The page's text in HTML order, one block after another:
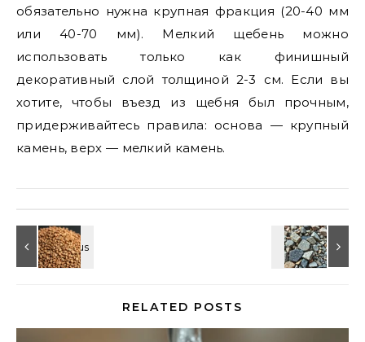
обязательно нужна крупная фракция (20-40 мм
или 40-70 мм). Мелкий щебень можно
использовать только как финишный
декоративный слой толщиной 2-3 см. Если вы
хотите, чтобы въезд из щебня был прочным,
придерживайтесь правила: основа — крупный
камень, верх — мелкий камень.
RELATED POSTS